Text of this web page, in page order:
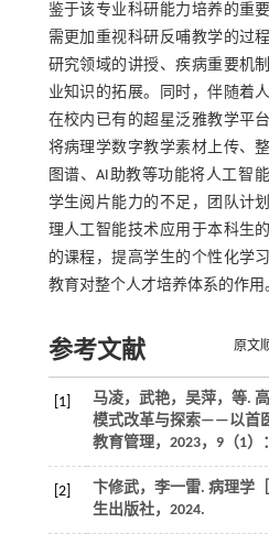
鉴于该专业科研能力培养的重
需更加重视科研反哺教学的过
研究领域的讲授、疾病重要机
业知识的拓展。同时，伴随着
在校内已有的超星泛雅教学平
将病理学数字教学素材上传、
图谱、AI助教等功能将人工智
学生阅片能力的不足，团队计
理人工智能技术应用于本科生
的课程，提高学生的个性化学
教育对整个人才培养体系的作用
参考文献 原文
[1] 马凌，武艳，吴萍， 等.
模式改革与探索——以首
教育管理， 2023， 9（1）
[2] 卞修武，李一雷. 病理学
生出版社， 2024.